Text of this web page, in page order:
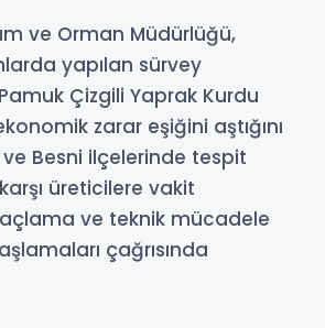
ve Orman Müdürlüğü,
yapılan sürvey
Çizgili Yaprak Kurdu
zarar eşiğini aştığını
ve Besni ilçelerinde tespit
üreticilere vakit
ve teknik mücadele
çağrısında